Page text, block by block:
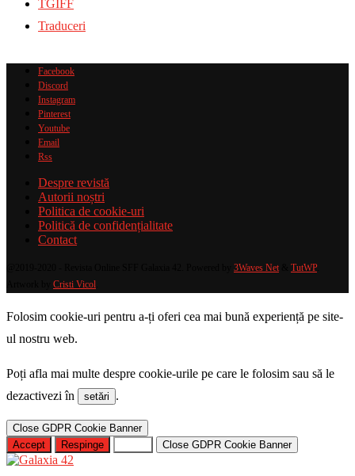
TGIFF
Traduceri
Facebook
Discord
Instagram
Pinterest
Youtube
Email
Rss
Despre revistă
Autorii noștri
Politica de cookie-uri
Politică de confidențialitate
Contact
3Waves Net& TutWP.
Cristi Vicol
Folosim cookie-uri pentru a-ți oferi cea mai bună experiență pe site-
ul nostru web.
Poți afla mai multe despre cookie-urile pe care le folosim sau să le
dezactivezi în
setări .
Close GDPR Cookie Banner
Accept
Respinge Close GDPR Cookie Banner